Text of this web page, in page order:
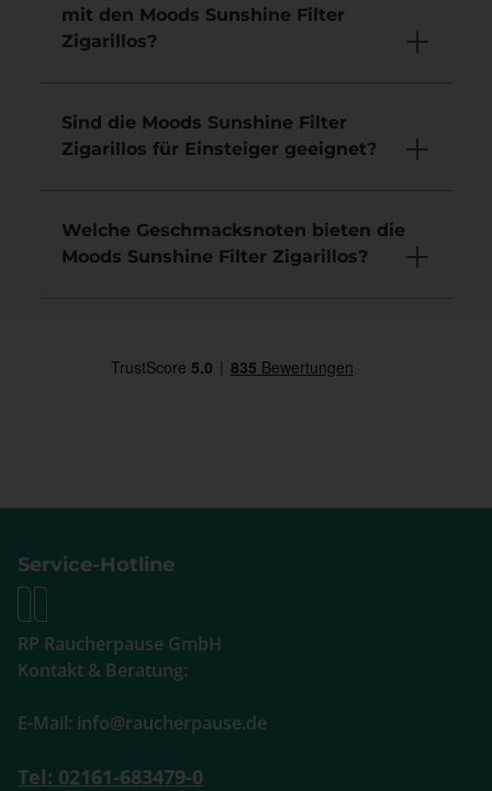
mit den Moods Sunshine Filter
Zigarillos?
Sind die Moods Sunshine Filter
Zigarillos für Einsteiger geeignet?
Welche Geschmacksnoten bieten die
Moods Sunshine Filter Zigarillos?
Service-Hotline
RP Raucherpause GmbH
Kontakt & Beratung:
E-Mail: info@raucherpause.de
Tel: 02161-683479-0